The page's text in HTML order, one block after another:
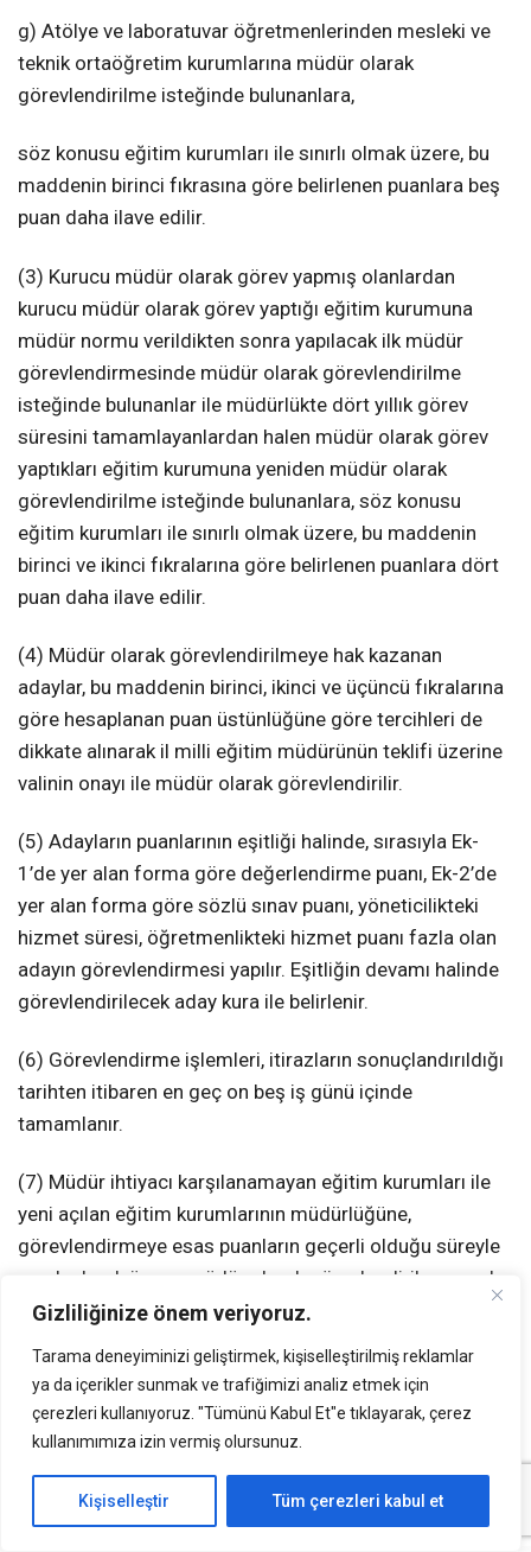
Gizliliğinize önem veriyoruz.
Tarama deneyiminizi geliştirmek, kişiselleştirilmiş reklamlar
ya da içerikler sunmak ve trafiğimizi analiz etmek için
çerezleri kullanıyoruz. "Tümünü Kabul Et"e tıklayarak, çerez
kullanımımıza izin vermiş olursunuz.
Kişiselleştir Tüm çerezleri kabul et
g) Atölye ve laboratuvar öğretmenlerinden mesleki ve
teknik ortaöğretim kurumlarına müdür olarak
görevlendirilme isteğinde bulunanlara,
söz konusu eğitim kurumları ile sınırlı olmak üzere, bu
maddenin birinci fıkrasına göre belirlenen puanlara beş
puan daha ilave edilir.
(3) Kurucu müdür olarak görev yapmış olanlardan
kurucu müdür olarak görev yaptığı eğitim kurumuna
müdür normu verildikten sonra yapılacak ilk müdür
görevlendirmesinde müdür olarak görevlendirilme
isteğinde bulunanlar ile müdürlükte dört yıllık görev
süresini tamamlayanlardan halen müdür olarak görev
yaptıkları eğitim kurumuna yeniden müdür olarak
görevlendirilme isteğinde bulunanlara, söz konusu
eğitim kurumları ile sınırlı olmak üzere, bu maddenin
birinci ve ikinci fıkralarına göre belirlenen puanlara dört
puan daha ilave edilir.
(4) Müdür olarak görevlendirilmeye hak kazanan
adaylar, bu maddenin birinci, ikinci ve üçüncü fıkralarına
göre hesaplanan puan üstünlüğüne göre tercihleri de
dikkate alınarak il milli eğitim müdürünün teklifi üzerine
valinin onayı ile müdür olarak görevlendirilir.
(5) Adayların puanlarının eşitliği halinde, sırasıyla Ek-
1’de yer alan forma göre değerlendirme puanı, Ek-2’de
yer alan forma göre sözlü sınav puanı, yöneticilikteki
hizmet süresi, öğretmenlikteki hizmet puanı fazla olan
adayın görevlendirmesi yapılır. Eşitliğin devamı halinde
görevlendirilecek aday kura ile belirlenir.
(6) Görevlendirme işlemleri, itirazların sonuçlandırıldığı
tarihten itibaren en geç on beş iş günü içinde
tamamlanır.
(7) Müdür ihtiyacı karşılanamayan eğitim kurumları ile
yeni açılan eğitim kurumlarının müdürlüğüne,
görevlendirmeye esas puanların geçerli olduğu süreyle
sınırlı olmak üzere, müdür olarak görevlendirilemeyenler
arasından aynı usulle dört yıllığına görevlendirme
Müdür başyardımcısı ve müdür yardımcısı olarak
görevlendirileceklere ilişkin duyuru ve başvuru
MADDE 19 – (1) Müdür başyardımcılığı ve müdür
yardımcılığında boş bulunan eğitim kurumları ile dört ve